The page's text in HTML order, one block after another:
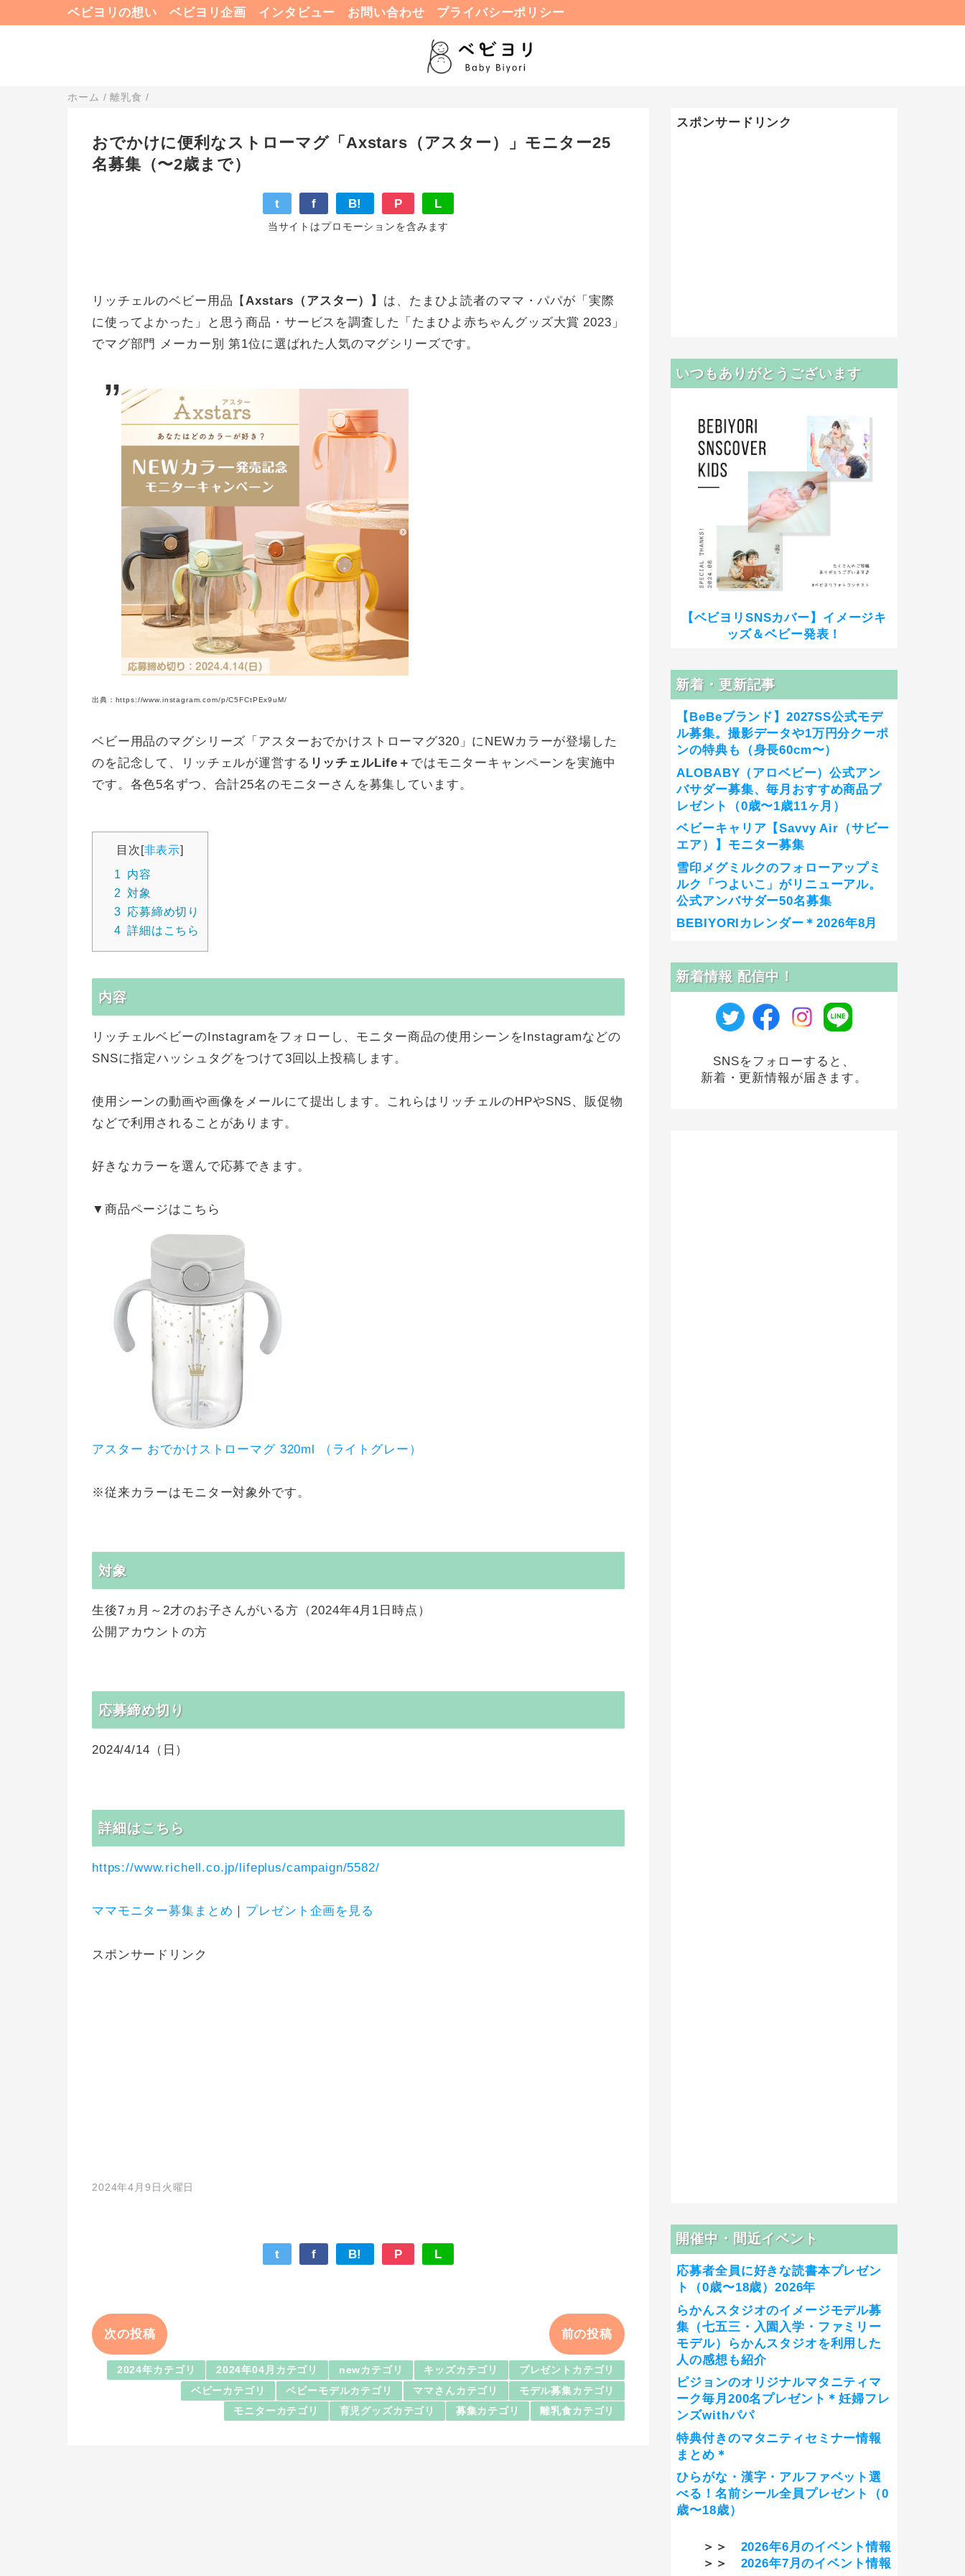
ベビヨリの想い ベビヨリ企画 インタビュー お問い合わせ プライバシーポリシー
ホーム /離乳食 /
おでかけに便利なストローマグ「Axstars（アスター）」モニター25
名募集（〜2歳まで）
t f B! P L
当サイトはプロモーションを含みます
リッチェルのベビー用品【Axstars（アスター）】 は、たまひよ読者のママ・パパが「実際
に使ってよかった」と思う商品・サービスを調査した「たまひよ赤ちゃんグッズ大賞 2023」
でマグ部門 メーカー別 第1位に選ばれた人気のマグシリーズです。
出典：https://www.instagram.com/p/C5FCtPEx9uM/
ベビー用品のマグシリーズ「アスターおでかけストローマグ320」にNEWカラーが登場した
のを記念して、リッチェルが運営する リッチェルLife＋ ではモニターキャンペーンを実施中
です。各色5名ずつ、合計25名のモニターさんを募集しています。
目次[非表示]
1
内容
2 対象
3 応募締め切り
4 詳細はこちら
内容
リッチェルベビーのInstagramをフォローし、モニター商品の使用シーンをInstagramなどの
SNSに指定ハッシュタグをつけて3回以上投稿します。
使用シーンの動画や画像をメールにて提出します。これらはリッチェルのHPやSNS、販促物
などで利用されることがあります。
好きなカラーを選んで応募できます。
▼商品ページはこちら
アスター おでかけストローマグ 320ml （ライトグレー）
※従来カラーはモニター対象外です。
対象
生後7ヵ月～2才のお子さんがいる方（2024年4月1日時点）
公開アカウントの方
応募締め切り
2024/4/14（日）
詳細はこちら
https://www.richell.co.jp/lifeplus/campaign/5582/
ママモニター募集まとめ ｜ プレゼント企画を見る
スポンサードリンク
2024年4月9日火曜日
t f B! P L
次の投稿 前の投稿
2024年カテゴリ 2024年04月カテゴリ newカテゴリ キッズカテゴリ
プレゼントカテゴリ
ベビーカテゴリ
ベビーモデルカテゴリ ママさんカテゴリ
モデル募集カテゴリ
モニターカテゴリ
育児グッズカテゴリ 募集カテゴリ 離乳食カテゴリ
スポンサードリンク
いつもありがとうございます
【ベビヨリSNSカバー】イメージキ
ッズ＆ベビー発表！
新着・更新記事
【BeBeブランド】2027SS公式モデ
ル募集。撮影データや1万円分クーポ
ンの特典も（身長60cm〜）
ALOBABY（アロベビー）公式アン
バサダー募集、毎月おすすめ商品プ
レゼント（0歳〜1歳11ヶ月）
ベビーキャリア【Savvy Air（サビー
エア）】モニター募集
雪印メグミルクのフォローアップミ
ルク「つよいこ」がリニューアル。
公式アンバサダー50名募集
BEBIYORIカレンダー＊2026年8月
新着情報 配信中！
SNSをフォローすると、
新着・更新情報が届きます。
開催中・間近イベント
応募者全員に好きな読書本プレゼン
ト（0歳〜18歳）2026年
らかんスタジオのイメージモデル募
集（七五三・入園入学・ファミリー
モデル）らかんスタジオを利用した
人の感想も紹介
ピジョンのオリジナルマタニティマ
ーク毎月200名プレゼント＊妊婦フレ
ンズwithパパ
特典付きのマタニティセミナー情報
まとめ＊
ひらがな・漢字・アルファベット選
べる！名前シール全員プレゼント（0
歳〜18歳）
＞＞ 2026年6月のイベント情報
＞＞ 2026年7月のイベント情報